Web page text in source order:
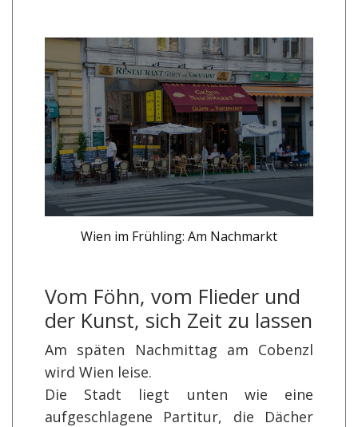
Wien im Frühling: Am Nachmarkt
Vom Föhn, vom Flieder und
der Kunst, sich Zeit zu lassen
Am späten Nachmittag am Cobenzl
wird Wien leise.
Die Stadt liegt unten wie eine
aufgeschlagene Partitur, die Dächer